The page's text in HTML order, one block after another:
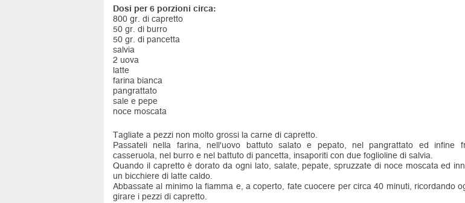
Dosi per 6 porzioni circa:
800 gr. di capretto
50 gr. di burro
50 gr. di pancetta
salvia
2 uova
latte
farina bianca
pangrattato
sale e pepe
noce moscata
Tagliate a pezzi non molto grossi la carne di capretto.
Passateli nella farina, nell'uovo battuto salato e pepato, nel pangrattato ed infine
casseruola, nel burro e nel battuto di pancetta, insaporiti con due foglioline di salvia.
Quando il capretto è dorato da ogni lato, salate, pepate, spruzzate di noce moscata ed
un bicchiere di latte caldo.
Abbassate al minimo la fiamma e, a coperto, fate cuocere per circa 40 minuti, ricordando
girare i pezzi di capretto.